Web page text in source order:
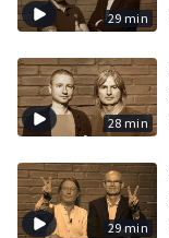
29 min
28 min
29 min